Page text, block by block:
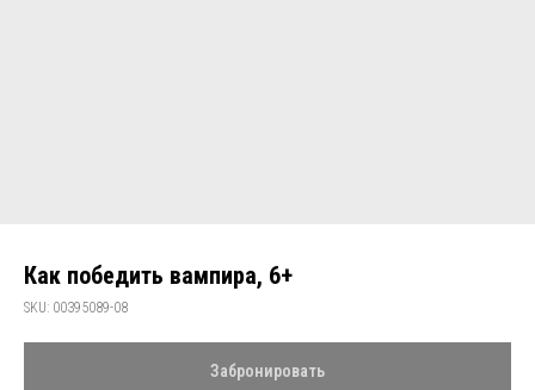
Как победить вампира, 6+
SKU: 00395089-08
Забронировать